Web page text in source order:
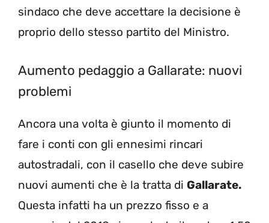
sindaco che deve accettare la decisione è
proprio dello stesso partito del Ministro.
Aumento pedaggio a Gallarate: nuovi
problemi
Ancora una volta è giunto il momento di
fare i conti con gli ennesimi rincari
autostradali, con il casello che deve subire
nuovi aumenti che è la tratta di Gallarate.
Questa infatti ha un prezzo fisso e a